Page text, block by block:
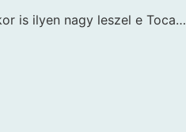
is ilyen nagy leszel e Toca…